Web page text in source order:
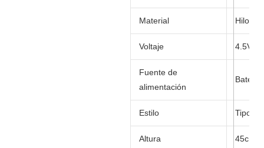
Material Hilo
Voltaje 4.5V
Fuente de
alimentación
Estilo Tipo
Altura 45cm